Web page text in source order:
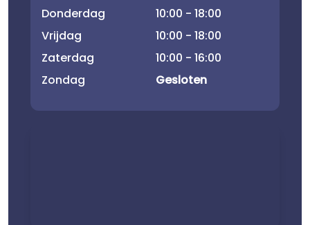
Donderdag
10:00 - 18:00
Vrijdag
10:00 - 18:00
Zaterdag
10:00 - 16:00
Zondag
Gesloten